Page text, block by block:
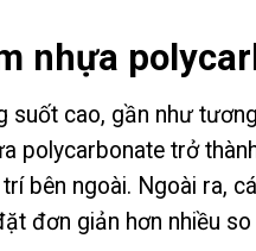
nhựa
suốt cao, gần như
polycarbonate trở
bên ngoài. Ngoài ra,
đơn giản hơn nhiều